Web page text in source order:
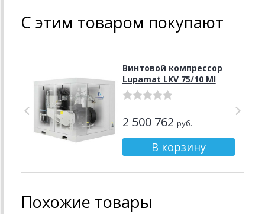
С этим товаром покупают
Винтовой компрессор
Lupamat LKV 75/10 MI
2 500 762 руб.
Похожие товары